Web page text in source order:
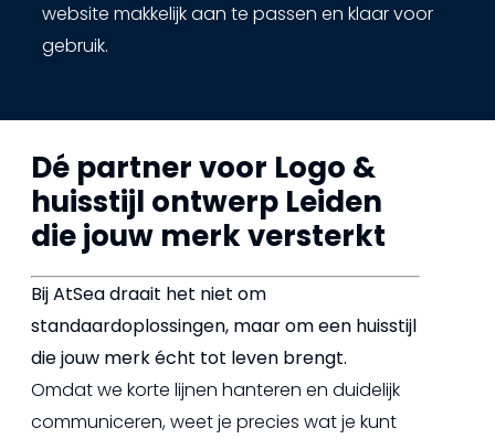
website makkelijk aan te passen en klaar voor
gebruik.
Dé partner voor Logo &
huisstijl ontwerp Leiden
die jouw merk versterkt
Bij AtSea draait het niet om
standaardoplossingen, maar om een huisstijl
die jouw merk écht tot leven brengt.
Omdat we korte lijnen hanteren en duidelijk
communiceren, weet je precies wat je kunt